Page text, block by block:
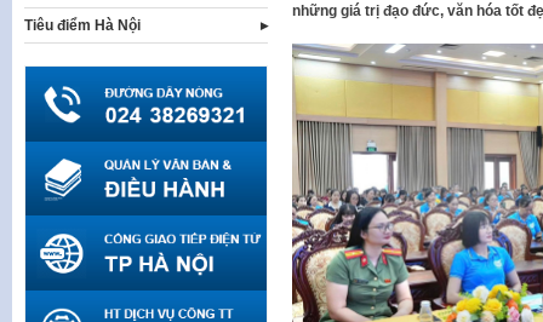
những giá trị đạo đức, văn hóa tốt
Tiêu điểm Hà Nội